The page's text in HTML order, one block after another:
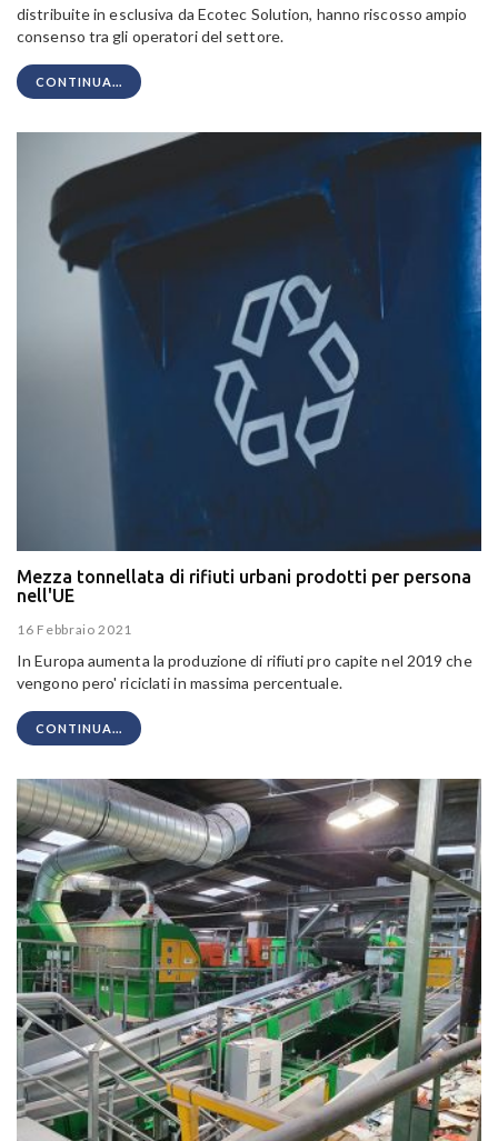
distribuite in esclusiva da Ecotec Solution, hanno riscosso ampio
consenso tra gli operatori del settore.
CONTINUA...
Mezza tonnellata di rifiuti urbani prodotti per persona
nell'UE
16 Febbraio 2021
In Europa aumenta la produzione di rifiuti pro capite nel 2019 che
vengono pero' riciclati in massima percentuale.
CONTINUA...